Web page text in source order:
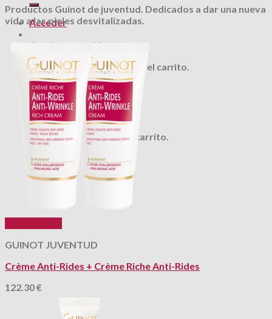
Acceder
Carrito /
0.00 € 0
No hay productos en el carrito.
0
Carrito
No hay productos en el carrito.
Productos Guinot de juventud. Dedicados a dar una nueva
vida a las pieles desvitalizadas.
GUINOT JUVENTUD
Crème Anti-Rides + Crème Riche Anti-Rides
122.30€